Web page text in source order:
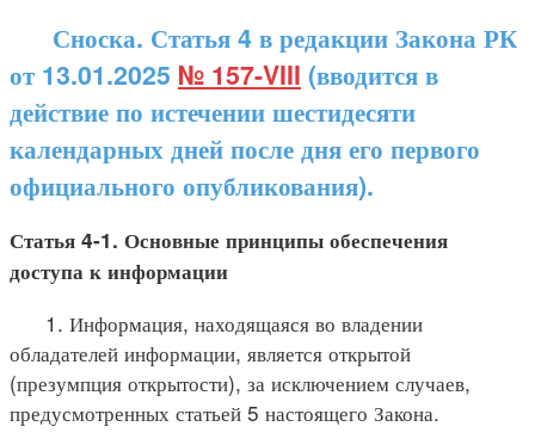
Сноска. Статья 4 в редакции Закона РК
от 13.01.2025 № 157-VIII (вводится в
действие по истечении шестидесяти
календарных дней после дня его первого
официального опубликования).
Статья 4-1. Основные принципы обеспечения
доступа к информации
1. Информация, находящаяся во владении
обладателей информации, является открытой
(презумпция открытости), за исключением случаев,
предусмотренных статьей 5 настоящего Закона.